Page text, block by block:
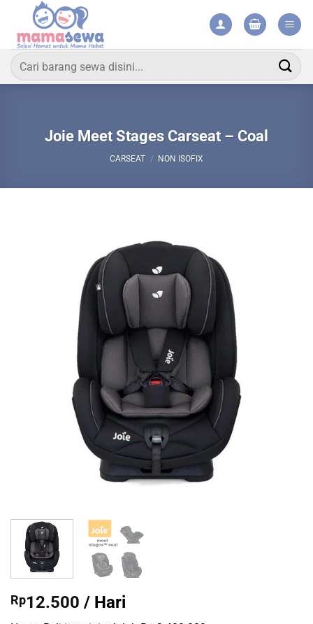
content
Search
for:
Joie Meet Stages Carseat – Coal
CARSEAT / NON ISOFIX
Rp12.500 / Hari